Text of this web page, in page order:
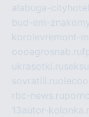
alabuga-
bud-em-
korolevremont-
oooagrosnab.ru
ukrasotki.ru
sovratili.ru
rbc-news.ru
13autor-